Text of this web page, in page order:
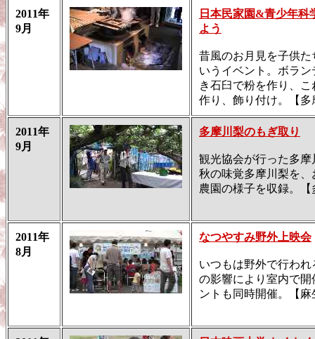
2011年
9月
日本民家園&青少年科
よう
昔風のお月見を子供
いうイベント。ボラ
き石臼で粉を作り、
作り、飾り付け。【
2011年
9月
多摩川梨のもぎ取り
観光協会が行った多
秋の味覚多摩川梨を
農園の様子を収録。
2011年
8月
なつやすみ野外上映会
いつもは野外で行わ
の影響により室内で
ントも同時開催。【